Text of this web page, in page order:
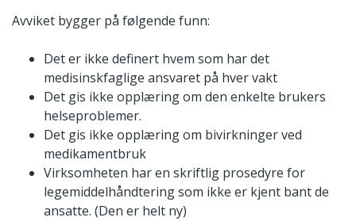
Avviket bygger på følgende funn:
Det er ikke definert hvem som har det
medisinskfaglige ansvaret på hver vakt
Det gis ikke opplæring om den enkelte brukers
helseproblemer.
Det gis ikke opplæring om bivirkninger ved
medikamentbruk
Virksomheten har en skriftlig prosedyre for
legemiddelhåndtering som ikke er kjent bant de
ansatte. (Den er helt ny)